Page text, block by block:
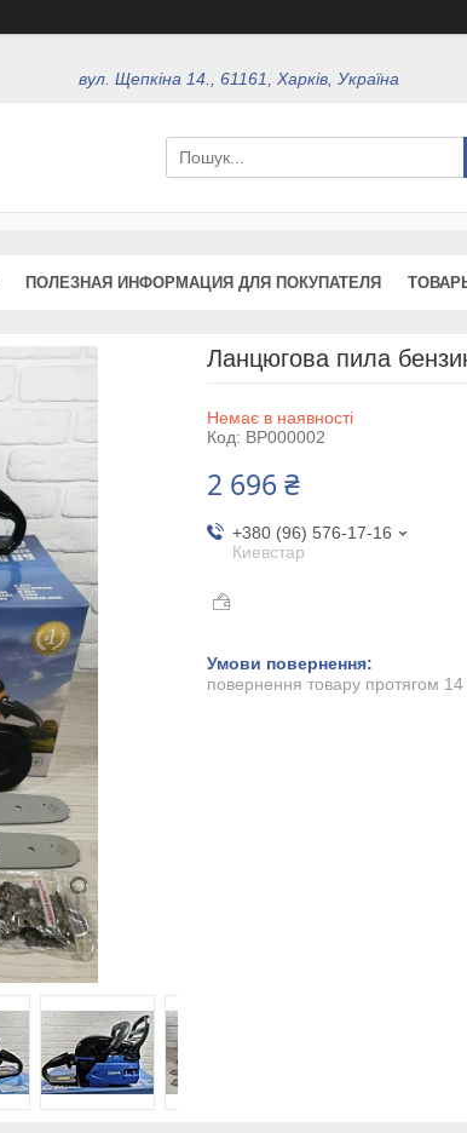
вул. Щепкіна 14., 61161, Харків, Україна
ПОЛЕЗНАЯ ИНФОРМАЦИЯ ДЛЯ ПОКУПАТЕЛЯ
Ланцюгова пила
Немає в наявності
Код: BP000002
2 696 ₴
+380 (96) 576-17-16
Киевстар
повернення товару протягом 14